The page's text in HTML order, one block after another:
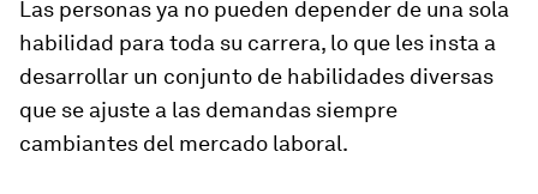
Las personas ya no pueden depender de una sola
habilidad para toda su carrera, lo que les insta a
desarrollar un conjunto de habilidades diversas
que se ajuste a las demandas siempre
cambiantes del mercado laboral.